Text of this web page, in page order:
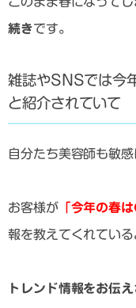
続きです。
雑誌やSNSでは今
と紹介されていて
自分たち美容師も敏
お客様が「今年の春
報を教えてくれている
トレンド情報をお伝